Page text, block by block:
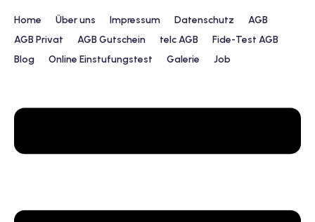
Home Über uns Impressum Datenschutz
AGB
AGB Privat
AGB Gutschein telc AGB
Fide-Test AGB
Blog
Online Einstufungstest Galerie Job
Englisch